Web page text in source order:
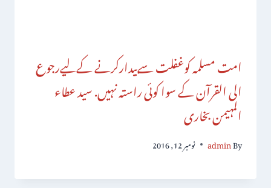
امت مسلمہ کوغفلت سےبیدارکرنے کےلیےرجوع
الی القرآن کے سوا کوئی راستہ نہیں. سید عطاء
المہیمن بخاری
By
admin نومبر 12, 2016